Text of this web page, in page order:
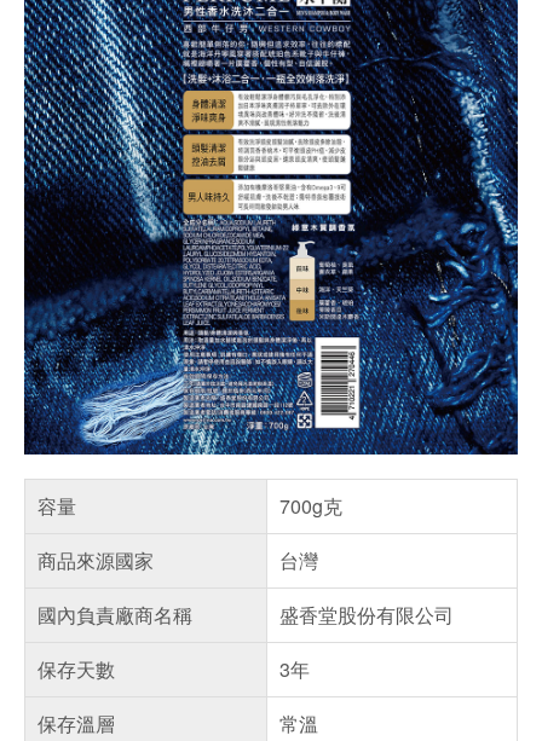
容量
700g克
商品來源國家
台灣
國內負責廠商名稱
盛香堂股份有限公司
保存天數
3年
保存溫層
常溫